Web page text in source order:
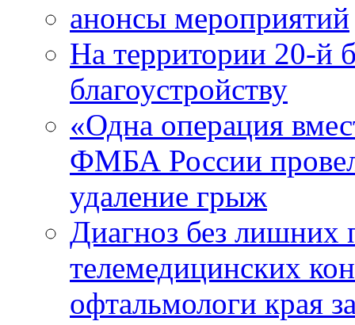
анонсы мероприятий
На территории 20-й
благоустройству
«Одна операция
ФМБА России
удаление грыж
Диагноз без лишних
телемедицинских
офтальмологи края